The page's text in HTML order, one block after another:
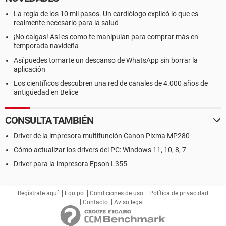
   Dirección MAC primaria   00-14-2A-A3-2E-AB
Adapter (192.168.1.64)
  Periféricos:
Host Controller
Host Controller
   Controlador USB1   VIA VT8237 USB Universal
Host Controller
   Controlador USB1   VIA VT8237 USB Universal
   Controlador USB2   VIA VT8237 USB 2.0 Enhanced
   Dispositivo USB   CAMARA PC-320395
La regla de los 10 mil pasos. Un cardiólogo explicó lo que es
realmente necesario para la salud
¡No caigas! Así es como te manipulan para comprar más en
temporada navideña
Así puedes tomarte un descanso de WhatsApp sin borrar la
aplicación
Los científicos descubren una red de canales de 4.000 años de
antigüedad en Belice
CONSULTA TAMBIÉN
Driver de la impresora multifunción Canon Pixma MP280
Cómo actualizar los drivers del PC: Windows 11, 10, 8, 7
Driver para la impresora Epson L355
Regístrate aquí Equipo Condiciones de uso
Política de privacidad
Contacto
Aviso legal